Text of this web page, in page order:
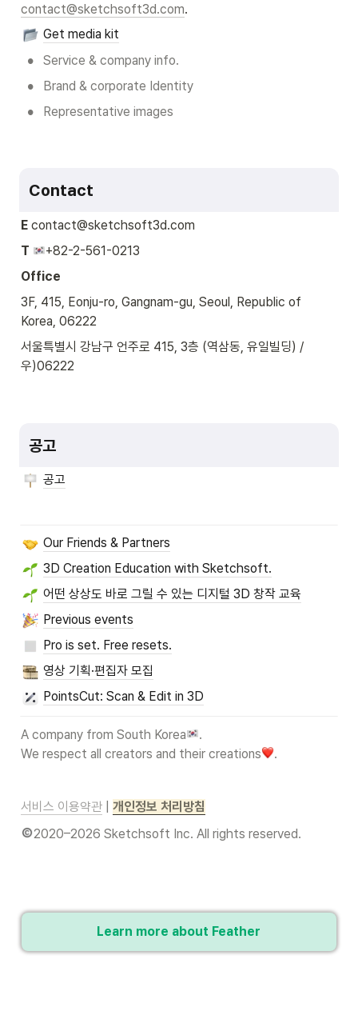
contact@sketchsoft3d.com.
Get media kit
• Service & company info.
• Brand & corporate Identity
• Representative images
Contact
E contact@sketchsoft3d.com
T
+82-2-561-0213
Office
3F, 415, Eonju-ro, Gangnam-gu, Seoul, Republic of
Korea, 06222
서울특별시 강남구 언주로 415, 3층 (역삼동, 유일빌딩) /
우)06222
공고
공고
Our Friends & Partners
3D Creation Education with Sketchsoft.
어떤 상상도 바로 그릴 수 있는 디지털 3D 창작 교육
Previous events
Pro is set. Free resets.
영상 기획·편집자 모집
PointsCut: Scan & Edit in 3D
A company from South Korea
.
We respect all creators and their creations
.
서비스 이용약관
개인정보 처리방침
2020–2026 Sketchsoft Inc. All rights reserved.
Learn more about Feather